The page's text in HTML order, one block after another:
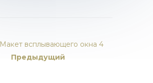
Макет всплывающего окна 4
Предыдущий